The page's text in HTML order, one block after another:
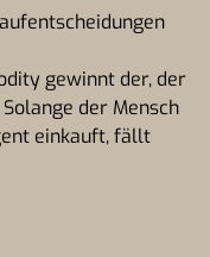
gewinnt der, der
der Mensch
einkauft, fällt